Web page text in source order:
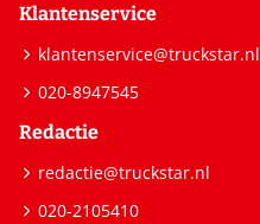
Klantenservice
klantenservice@truckstar.nl
020-8947545
Redactie
redactie@truckstar.nl
020-2105410